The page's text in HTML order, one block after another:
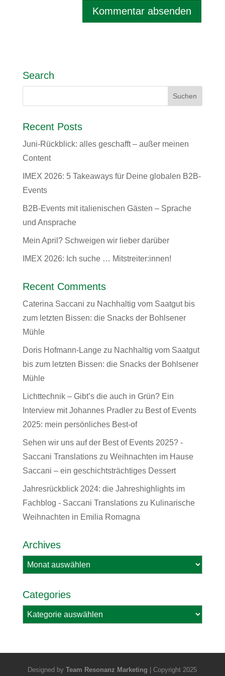
Search
Recent Posts
Juni-Rückblick: alles geschafft – außer meinen
Content
IMEX 2026: 5 Takeaways für Deine globalen B2B-
Events
B2B-Events mit italienischen Gästen – Sprache
und Ansprache
Mein April? Schweigen wir lieber darüber
IMEX 2026: Ich suche … Mitstreiter:innen!
Recent Comments
Caterina Saccani zu Nachhaltig vom Saatgut bis
zum letzten Bissen: die Snacks der Bohlsener
Mühle
Doris Hofmann-Langezu Nachhaltig vom Saatgut
bis zum letzten Bissen: die Snacks der Bohlsener
Mühle
Lichttechnik – Gibt’s die auch in Grün? Ein
Interview mit Johannes Pradlerzu Best of Events
2025: mein persönliches Best-of
Sehen wir uns auf der Best of Events 2025? -
Saccani Translationszu Weihnachten im Hause
Saccani – ein geschichtsträchtiges Dessert
Jahresrückblick 2024: die Jahreshighlights im
Fachblog - Saccani Translationszu Kulinarische
Weihnachten in Emilia Romagna
Archives
Archives
Categories
Categories
Designed byTeam Resonanz Marketing | Copyright 2025